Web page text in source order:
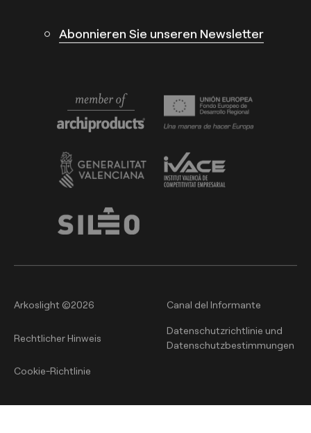
Abonnieren Sie unseren Newsletter
Arkoslight ©2026 Canal del Informante
Rechtlicher Hinweis
Datenschutzrichtlinie und
Datenschutzbestimmungen
Cookie-Richtlinie